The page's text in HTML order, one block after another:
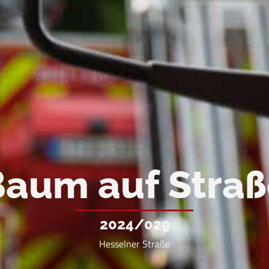
auf
2024/029
Hesselner Straße